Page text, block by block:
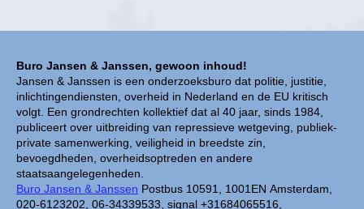
Buro Jansen & Janssen, gewoon inhoud!
Jansen & Janssen is een onderzoeksburo dat politie, justitie,
inlichtingendiensten, overheid in Nederland en de EU kritisch
volgt. Een grondrechten kollektief dat al 40 jaar, sinds 1984,
publiceert over uitbreiding van repressieve wetgeving, publiek-
private samenwerking, veiligheid in breedste zin,
bevoegdheden, overheidsoptreden en andere
staatsaangelegenheden.
Buro Jansen & Janssen Postbus 10591, 1001EN Amsterdam,
020-6123202, 06-34339533, signal +31684065516,